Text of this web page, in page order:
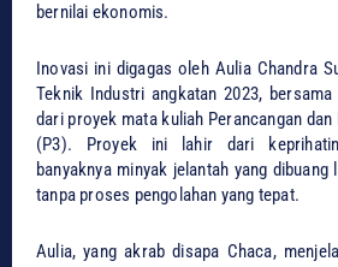
bernilai ekonomis.
​Inovasi ini digagas oleh Aulia Chandra
Teknik Industri angkatan 2023,
dari proyek mata kuliah Perancangan
(P3). Proyek ini lahir dari
banyaknya minyak jelantah yang
tanpa proses pengolahan yang tepat.
​Aulia, yang akrab disapa Chaca,